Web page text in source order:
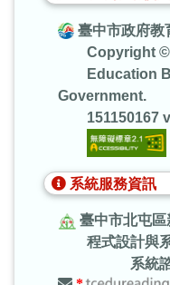
臺中市政府教
Copyright ©
Education
Government.
151150167
系統服務資訊
臺中市北屯
程式設計與系
系統諮詢